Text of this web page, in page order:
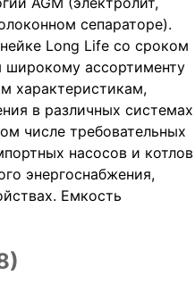
сепараторе).
Long Life со сроком
широкому ассортименту
характеристикам,
в различных системах
числе требовательных
насосов и котлов
энергоснабжения,
Емкость